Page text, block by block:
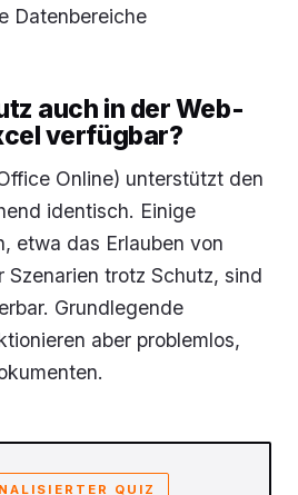
Datenbereiche
auch in der Web-
verfügbar?
Online) unterstützt den
identisch. Einige
etwa das Erlauben von
Szenarien trotz Schutz, sind
Grundlegende
aber problemlos,
QUIZ